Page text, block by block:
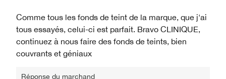
Comme tous les fonds de teint de la marque, que j'ai
tous essayés, celui-ci est parfait. Bravo CLINIQUE,
continuez à nous faire des fonds de teints, bien
couvrants et géniaux
Réponse du marchand